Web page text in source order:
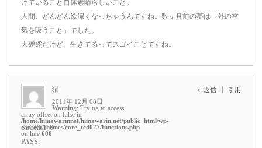
けていること自体素晴らしいこと。
人間、どんどん欲深くなっちゃうんですね。数ヶ月前の夢は「外の空
気を吸うこと」でした。
大袈裟だけど、生きてるってスゴイことですね。
猫
2011年 12月 08日
Warning: Trying to access
array offset on false in
/home/himawarinnet/himawarin.net/public_html/wp-
content/themes/core_tcd027/functions.php
on line 600
返信 引用
SECRET: 0
PASS: